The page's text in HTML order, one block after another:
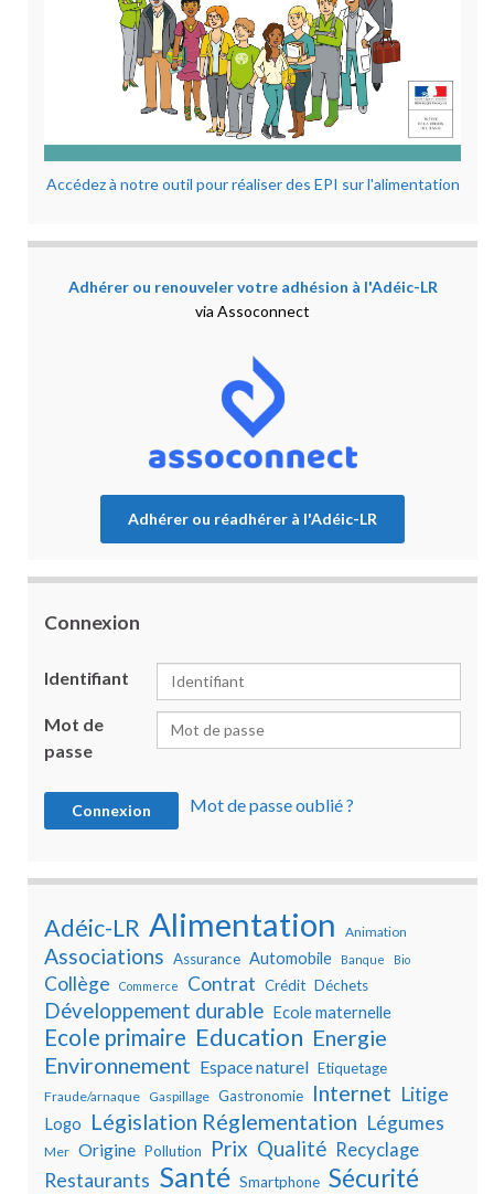
Accédez à notre outil pour réaliser des EPI sur l'alimentation
Adhérer ou renouveler votre adhésion à l'Adéic-LR
via Assoconnect
Adhérer ou réadhérer à l'Adéic-LR
Connexion
Identifiant
Mot de
passe
Mot de passe oublié ?
Adéic-LR Alimentation Animation
Associations Assurance Automobile Banque Bio
Collège Commerce Contrat Crédit Déchets
Développement durable Ecole maternelle
Ecole primaire Education Energie
Environnement Espace naturel Etiquetage
Fraude/arnaque Gaspillage Gastronomie Internet Litige
Logo Législation Réglementation Légumes
Mer Origine Pollution Prix Qualité Recyclage
Restaurants Santé Smartphone Sécurité